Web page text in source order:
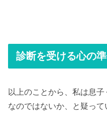
診断を受ける心の
以上のことから、私は息
なのではないか、と疑って